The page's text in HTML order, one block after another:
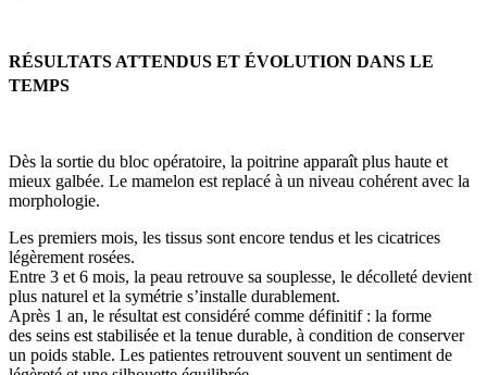
RÉSULTATS ATTENDUS ET ÉVOLUTION DANS LE
TEMPS
Dès la sortie du bloc opératoire, la poitrine apparaît plus haute et
mieux galbée. Le mamelon est replacé à un niveau cohérent avec la
morphologie.
Les premiers mois, les tissus sont encore tendus et les cicatrices
légèrement rosées.
Entre 3 et 6 mois, la peau retrouve sa souplesse, le décolleté devient
plus naturel et la symétrie s’installe durablement.
Après 1 an, le résultat est considéré comme définitif : la forme
des seins est stabilisée et la tenue durable, à condition de conserver
un poids stable. Les patientes retrouvent souvent un sentiment de